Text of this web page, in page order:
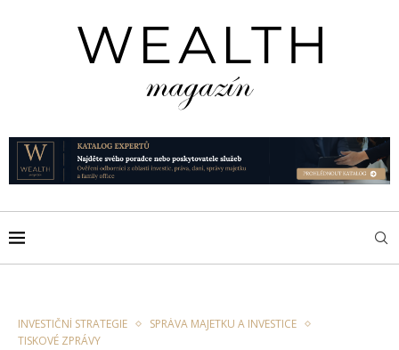
INVESTIČNÍ STRATEGIE
SPRÁVA MAJETKU A INVESTICE
TISKOVÉ ZPRÁVY